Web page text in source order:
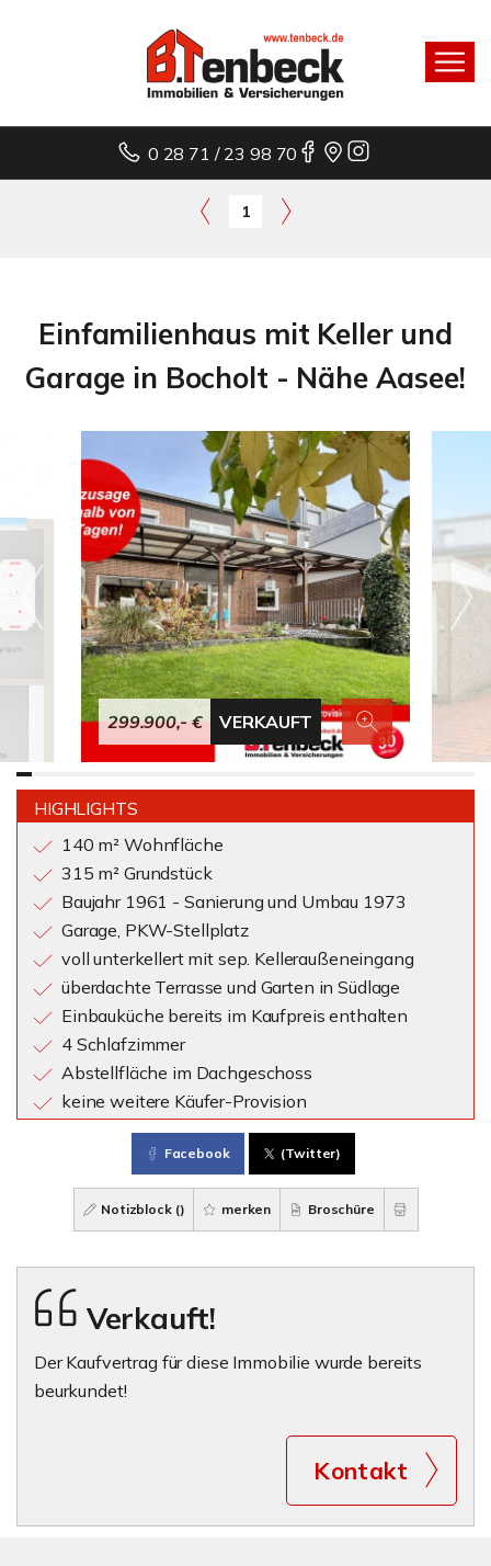
0 28 71 / 23 98 70
1
Einfamilienhaus mit Keller und
Garage in Bocholt - Nähe Aasee!
299.900,- € VERKAUFT
HIGHLIGHTS
140 m² Wohnfläche
315 m² Grundstück
Baujahr 1961 - Sanierung und Umbau 1973
Garage, PKW-Stellplatz
voll unterkellert mit sep. Kelleraußeneingang
überdachte Terrasse und Garten in Südlage
Einbauküche bereits im Kaufpreis enthalten
4 Schlafzimmer
Abstellfläche im Dachgeschoss
keine weitere Käufer-Provision
Facebook (Twitter)
Notizblock () merken Broschüre
Verkauft!
Der Kaufvertrag für diese Immobilie wurde bereits
beurkundet!
Kontakt